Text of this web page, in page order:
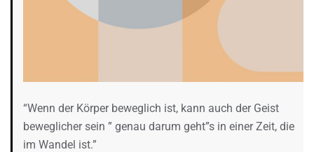
“Wenn der Körper beweglich ist, kann auch der Geist
beweglicher sein ” genau darum geht”s in einer Zeit, die
im Wandel ist.”